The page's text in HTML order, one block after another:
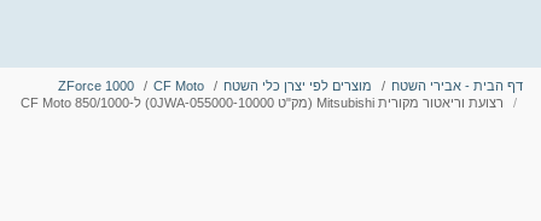
דף הבית - אבירי השטח מוצרים לפי יצרן כלי השטח CF Moto
ZForce 1000
רצועת וריאטור מקורית Mitsubishi (מק"ט 0JWA-055000-10000) ל-CF Moto 850/1000